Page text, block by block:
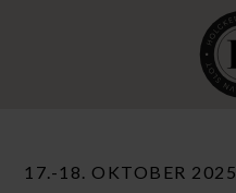
17.-18. OKTOBER 2025